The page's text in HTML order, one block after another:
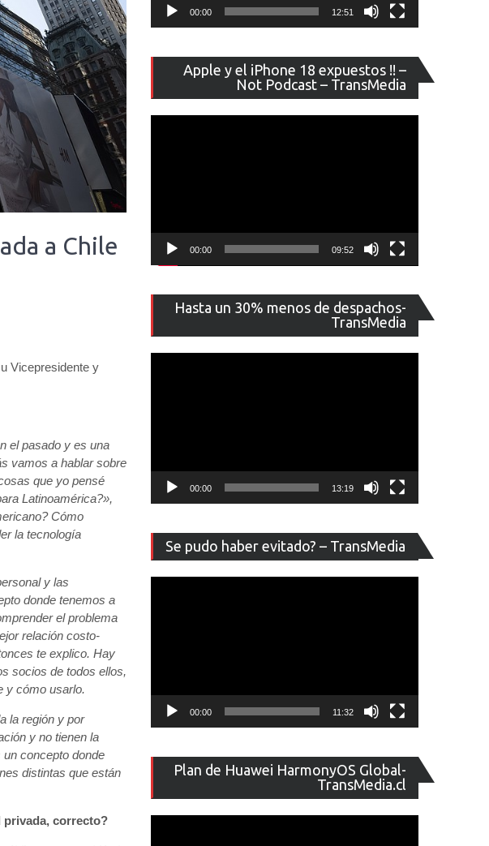
a Chile
Vicepresidente y
el pasado y es una
vamos a hablar sobre
que yo pensé
Latinoamérica?»,
Cómo
la tecnología
y las
donde tenemos a
el problema
relación costo-
te explico. Hay
socios de todos ellos,
y cómo usarlo.
la región y por
y no tienen la
concepto donde
distintas que están
privada, correcto?
00:00 12:51
Apple y el iPhone 18 expuestos !! –
Not Podcast – TransMedia
de
vídeo
00:00 09:52
Hasta un 30% menos de despachos-
TransMedia
de
vídeo
00:00 13:19
Se pudo haber evitado? – TransMedia
de
vídeo
00:00 11:32
Plan de Huawei HarmonyOS Global-
TransMedia.cl
de
vídeo